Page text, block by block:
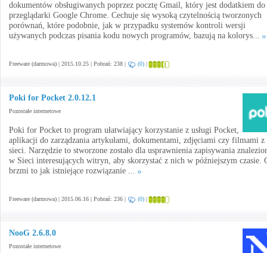
dokumentów obsługiwanych poprzez pocztę Gmail, który jest dodatkiem do
przeglądarki Google Chrome. Cechuje się wysoką czytelnością tworzonych
porównań, które podobnie, jak w przypadku systemów kontroli wersji
używanych podczas pisania kodu nowych programów, bazują na kolorys...
Freeware (darmowa) | 2015.10.25 | Pobrań: 238 | (0) |
Poki for Pocket 2.0.12.1
Pozostałe internetowe
Poki for Pocket to program ułatwiający korzystanie z usługi Pocket,
aplikacji do zarządzania artykułami, dokumentami, zdjęciami czy filmami z
sieci. Narzędzie to stworzone zostało dla usprawnienia zapisywania
w Sieci interesujących witryn, aby skorzystać z nich w późniejszym czasie.
brzmi to jak istniejące rozwiązanie ...
Freeware (darmowa) | 2015.06.16 | Pobrań: 236 | (0) |
NooG 2.6.8.0
Pozostałe internetowe